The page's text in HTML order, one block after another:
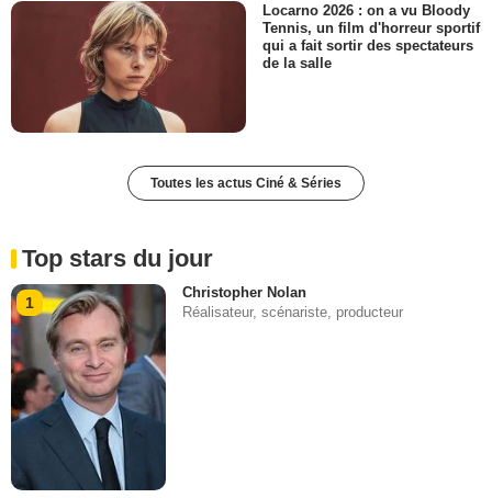
Locarno 2026 : on a vu Bloody
Tennis, un film d'horreur sportif
qui a fait sortir des spectateurs
de la salle
Toutes les actus Ciné & Séries
Top stars du jour
1
Christopher Nolan
Réalisateur, scénariste, producteur